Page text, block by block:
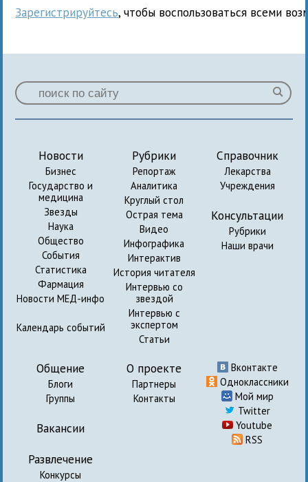
Зарегистрируйтесь, чтобы воспользоваться всеми
Новости
Бизнес
Государство и
медицина
Звезды
Наука
Общество
События
Статистика
Фармация
Новости МЕД-инфо
Календарь событий
Рубрики
Репортаж
Аналитика
Круглый стол
Острая тема
Видео
Инфографика
Интерактив
История читателя
Интервью со
звездой
Интервью с
экспертом
Статьи
Справочник
Лекарства
Учреждения
Консультации
Рубрики
Наши врачи
Общение
Блоги
Группы
Вакансии
Развлечение
Конкурсы
О проекте
Партнеры
Контакты
Вконтакте
Одноклассники
Мой мир
Twitter
Youtube
RSS